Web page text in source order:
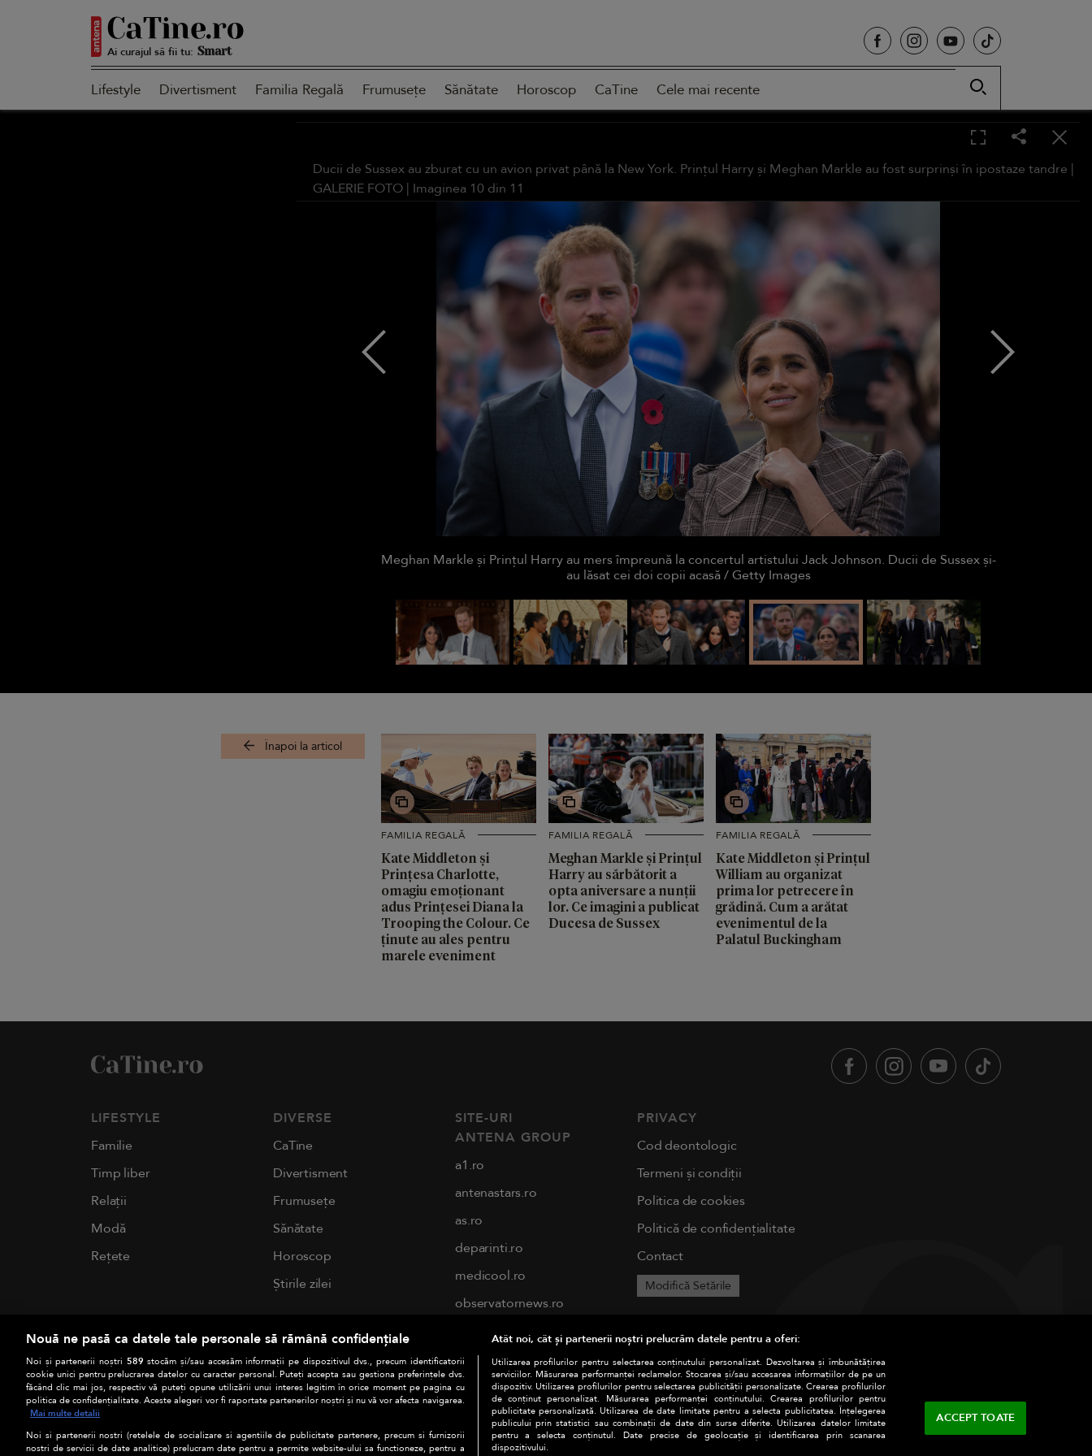
Ai curajul să fii tu: Smart
Lifestyle Divertisment Familia Regală Frumusețe Sănătate Horoscop CaTine Cele mai recente
Ducii de Sussex au zburat cu un avion privat până la New York. Prințul Harry și Meghan Markle au fost surprinși în ipostaze tandre |
GALERIE FOTO | Imaginea 10 din 11
Meghan Markle și Prințul Harry au mers împreună la concertul artistului Jack Johnson. Ducii de Sussex și-
au lăsat cei doi copii acasă / Getty Images
Înapoi la articol
FAMILIA REGALĂ
Kate Middleton și
Prințesa Charlotte,
omagiu emoționant
adus Prințesei Diana la
Trooping the Colour. Ce
ținute au ales pentru
marele eveniment
FAMILIA REGALĂ
Meghan Markle și Prințul
Harry au sărbătorit a
opta aniversare a nunții
lor. Ce imagini a publicat
Ducesa de Sussex
FAMILIA REGALĂ
Kate Middleton și Prințul
William au organizat
prima lor petrecere în
grădină. Cum a arătat
evenimentul de la
Palatul Buckingham
LIFESTYLE
Familie
Timp liber
Relații
Modă
Rețete
DIVERSE
CaTine
Divertisment
Frumusețe
Sănătate
Horoscop
Știrile zilei
SITE-URI
ANTENA GROUP
a1.ro
antenastars.ro
as.ro
deparinti.ro
medicool.ro
observatornews.ro
spynews.ro
tvhappy.ro
useit.ro
chefi.ro
zutv.ro
PRIVACY
Cod deontologic
Termeni și condiții
Politica de cookies
Politică de confidențialitate
Contact
Modifică Setările
Nouă ne pasă ca datele tale personale să rămână confidențiale
Noi și partenerii noștri 589 stocăm și/sau accesăm informații pe dispozitivul dvs., precum identificatorii
cookie unici pentru prelucrarea datelor cu caracter personal. Puteți accepta sau gestiona preferințele dvs.
făcând clic mai jos, respectiv vă puteți opune utilizării unui interes legitim în orice moment pe pagina cu
politica de confidențialitate. Aceste alegeri vor fi raportate partenerilor noștri și nu vă vor afecta navigarea.
Mai multe detalii
Noi si partenerii nostri (retelele de socializare si agentiile de publicitate partenere, precum si furnizorii
nostri de servicii de date analitice) prelucram date pentru a permite website-ului sa functioneze, pentru a
Atât noi, cât și partenerii noștri prelucrăm datele pentru a oferi:
Utilizarea profilurilor pentru selectarea conținutului personalizat. Dezvoltarea și îmbunătățirea
serviciilor. Măsurarea performanței reclamelor. Stocarea și/sau accesarea informațiilor de pe un
dispozitiv. Utilizarea profilurilor pentru selectarea publicității personalizate. Crearea profilurilor
de conținut personalizat. Măsurarea performanței conținutului. Crearea profilurilor pentru
publicitate personalizată. Utilizarea de date limitate pentru a selecta publicitatea. Înțelegerea
publicului prin statistici sau combinații de date din surse diferite. Utilizarea datelor limitate
pentru a selecta conținutul. Date precise de geolocație și identificarea prin scanarea
dispozitivului.
ACCEPT TOATE